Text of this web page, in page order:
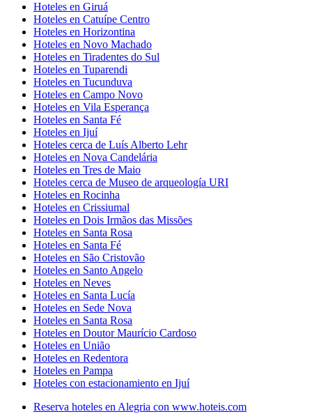
Hoteles en Giruá
Hoteles en Catuípe Centro
Hoteles en Horizontina
Hoteles en Novo Machado
Hoteles en Tiradentes do Sul
Hoteles en Tuparendi
Hoteles en Tucunduva
Hoteles en Campo Novo
Hoteles en Vila Esperança
Hoteles en Santa Fé
Hoteles en Ijuí
Hoteles cerca de Luís Alberto Lehr
Hoteles en Nova Candelária
Hoteles en Tres de Maio
Hoteles cerca de Museo de arqueología URI
Hoteles en Rocinha
Hoteles en Crissiumal
Hoteles en Dois Irmãos das Missões
Hoteles en Santa Rosa
Hoteles en Santa Fé
Hoteles en São Cristovão
Hoteles en Santo Angelo
Hoteles en Neves
Hoteles en Santa Lucía
Hoteles en Sede Nova
Hoteles en Santa Rosa
Hoteles en Doutor Maurício Cardoso
Hoteles en União
Hoteles en Redentora
Hoteles en Pampa
Hoteles con estacionamiento en Ijuí
Reserva hoteles en Alegria con www.hoteis.com